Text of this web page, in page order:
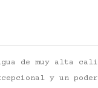
de muy alta
y un